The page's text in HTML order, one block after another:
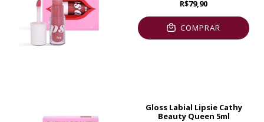
R$79,90
COMPRAR
Gloss Labial Lipsie Cathy
Beauty Queen 5ml